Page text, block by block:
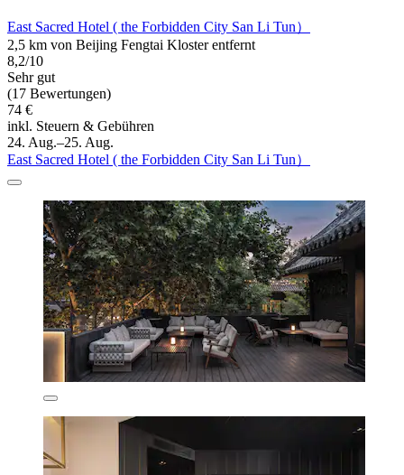
East Sacred Hotel ( the Forbidden City San Li Tun）
2,5 km von Beijing Fengtai Kloster entfernt
8,2/10
Sehr gut
(17 Bewertungen)
74 €
inkl. Steuern & Gebühren
24. Aug.–25. Aug.
East Sacred Hotel ( the Forbidden City San Li Tun）